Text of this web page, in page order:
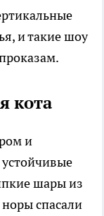
и такие шоу
кота
и
шары из
спасали